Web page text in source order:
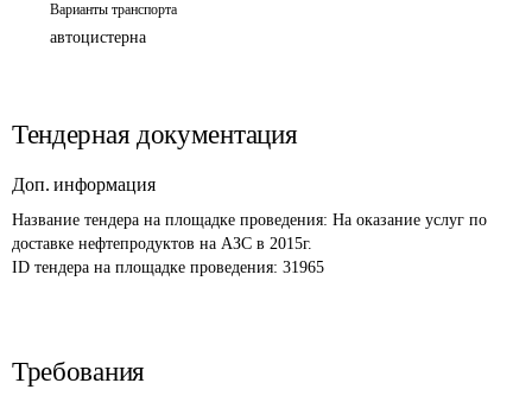
Варианты транспорта
автоцистерна
Тендерная документация
Доп. информация
Название тендера на площадке проведения: На оказание услуг по
доставке нефтепродуктов на АЗС в 2015г.
ID тендера на площадке проведения: 31965
Требования